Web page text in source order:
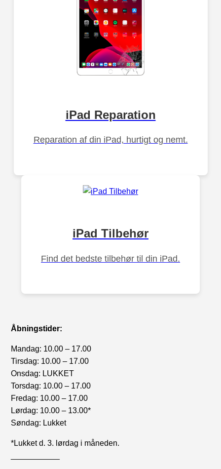
iPad Reparation
Reparation af din iPad, hurtigt og nemt.
iPad Tilbehør
Find det bedste tilbehør til din iPad.
Åbningstider:
Mandag: 10.00 – 17.00
Tirsdag: 10.00 – 17.00
Onsdag: LUKKET
Torsdag: 10.00 – 17.00
Fredag: 10.00 – 17.00
Lørdag: 10.00 – 13.00*
Søndag: Lukket
*Lukket d. 3. lørdag i måneden.